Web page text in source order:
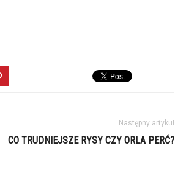
Następny artykuł
CO TRUDNIEJSZE RYSY CZY ORLA PERĆ?